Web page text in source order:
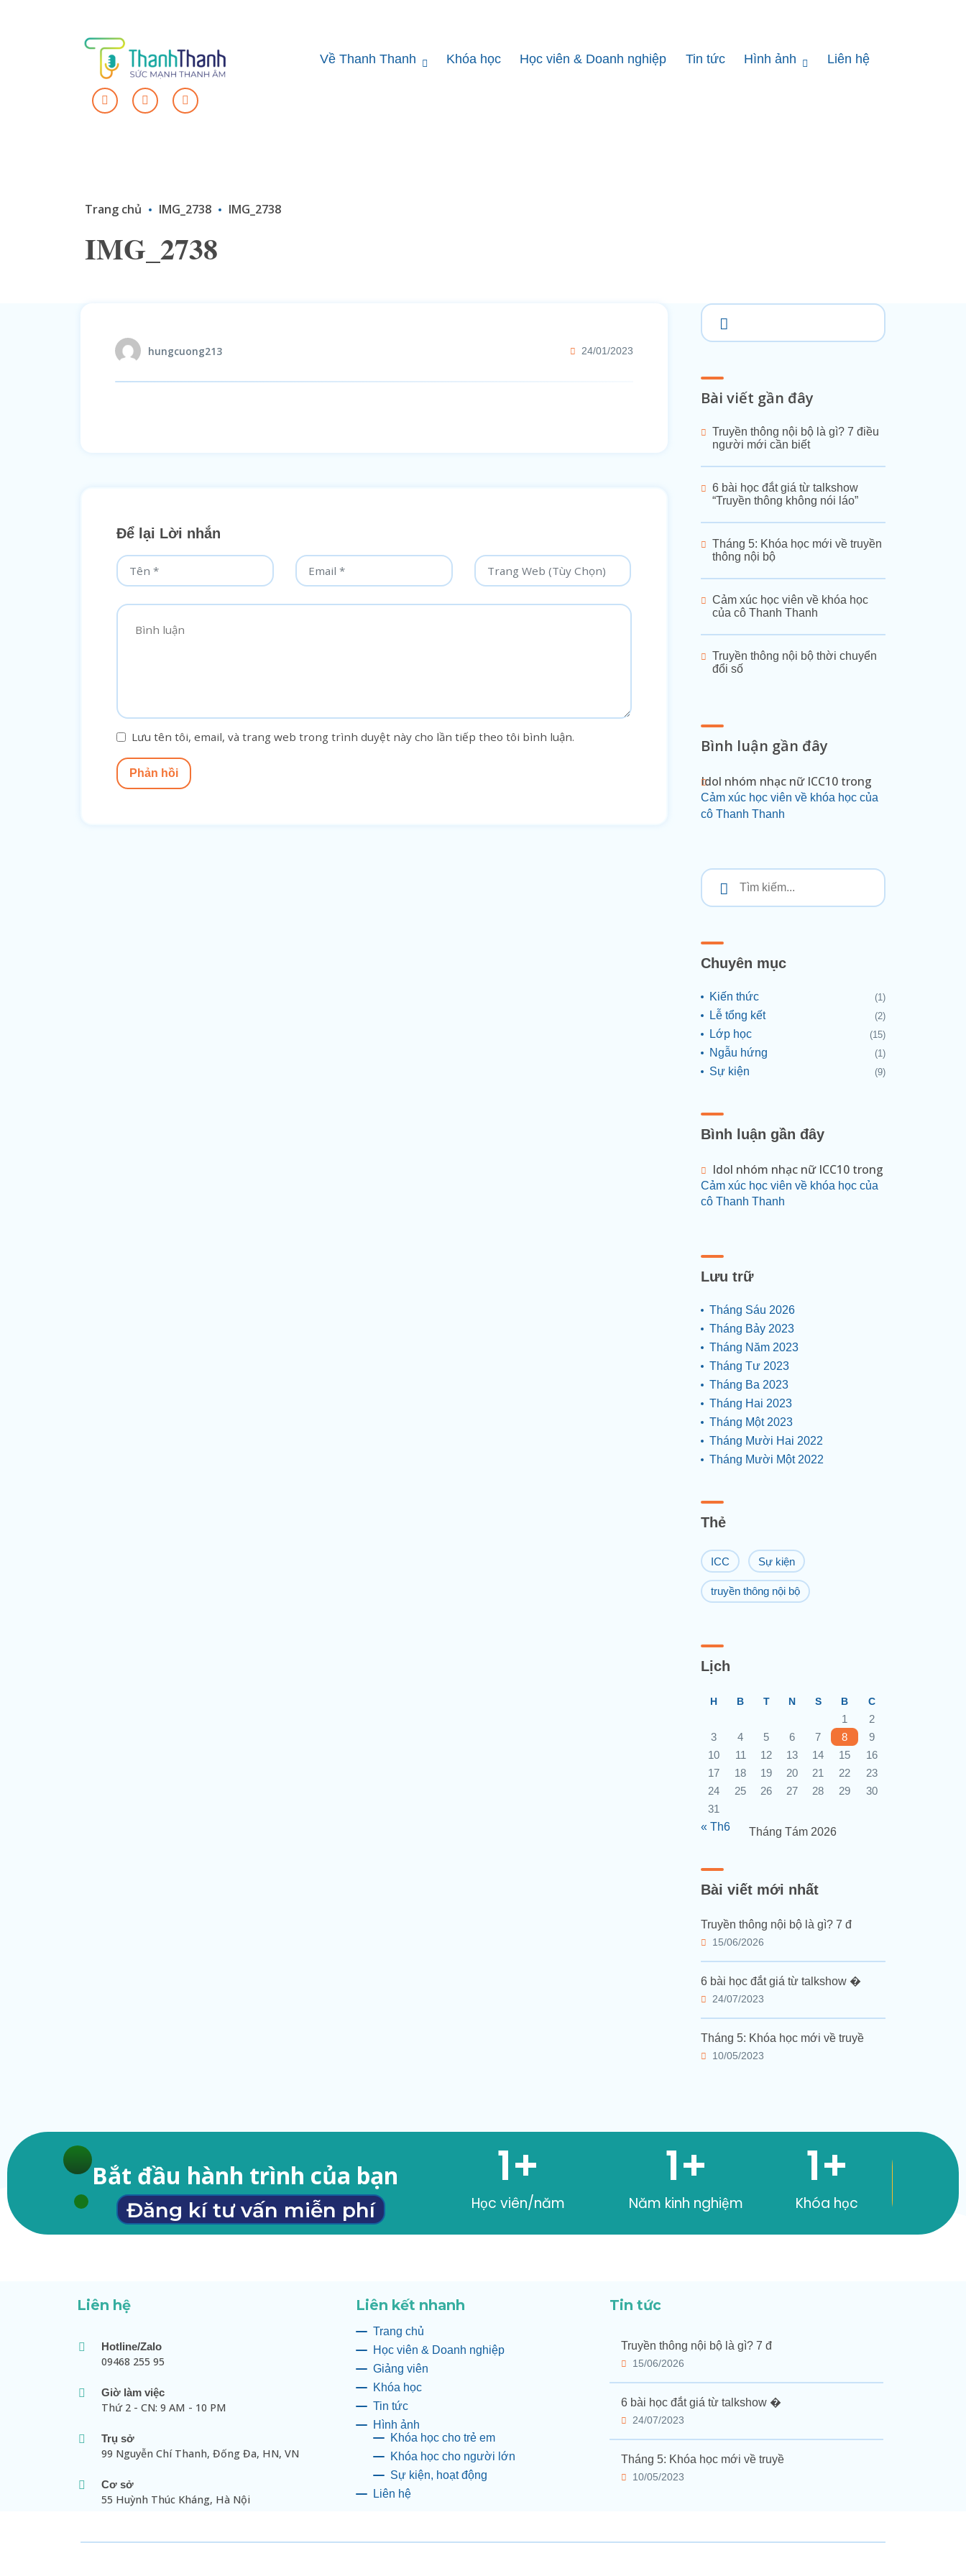
Về Thanh Thanh Khóa học Học viên & Doanh nghiệp Tin tức Hình ảnh Liên hệ
Trang chủ IMG_2738 IMG_2738
IMG_2738
hungcuong213 24/01/2023
Để lại Lời nhắn
Lưu tên tôi, email, và trang web trong trình duyệt này cho lần tiếp theo tôi bình luận.
Phản hồi
Bài viết gần đây
Truyền thông nội bộ là gì? 7 điều
người mới cần biết
6 bài học đắt giá từ talkshow
“Truyền thông không nói láo”
Tháng 5: Khóa học mới về truyền
thông nội bộ
Cảm xúc học viên về khóa học
của cô Thanh Thanh
Truyền thông nội bộ thời chuyển
đổi số
Bình luận gần đây
Idol nhóm nhạc nữ ICC10trong
Cảm xúc học viên về khóa học của
cô Thanh Thanh
Chuyên mục
Kiến thức (1)
Lễ tổng kết (2)
Lớp học (15)
Ngẫu hứng (1)
Sự kiện (9)
Bình luận gần đây
Idol nhóm nhạc nữ ICC10trong
Cảm xúc học viên về khóa học của
cô Thanh Thanh
Lưu trữ
Tháng Sáu 2026
Tháng Bảy 2023
Tháng Năm 2023
Tháng Tư 2023
Tháng Ba 2023
Tháng Hai 2023
Tháng Một 2023
Tháng Mười Hai 2022
Tháng Mười Một 2022
Thẻ
ICC Sự kiện
truyền thông nội bộ
Lịch
Tháng Tám 2026
H B T N S B C
1
2
3
4 5 6 7 8
9
10
11 12 13 14 15
16
17
18 19 20 21 22
23
24
25 26 27 28 29
30
31
« Th6
Bài viết mới nhất
Truyền thông nội bộ là gì? 7 đ
15/06/2026
6 bài học đắt giá từ talkshow �
24/07/2023
Tháng 5: Khóa học mới về truyề
10/05/2023
Bắt đầu hành trình của bạn
Đăng kí tư vấn miễn phí
1+
Học viên/năm
1+
Năm kinh nghiệm
1+
Khóa học
Liên hệ
Hotline/Zalo
09468 255 95
Giờ làm việc
Thứ 2 - CN: 9 AM - 10 PM
Trụ sở
99 Nguyễn Chí Thanh, Đống Đa, HN, VN
Cơ sở
55 Huỳnh Thúc Kháng, Hà Nội
Liên kết nhanh
Trang chủ
Học viên & Doanh nghiệp
Giảng viên
Khóa học
Tin tức
Hình ảnh
Khóa học cho trẻ em
Khóa học cho người lớn
Sự kiện, hoạt động
Liên hệ
Tin tức
Truyền thông nội bộ là gì? 7 đ
15/06/2026
6 bài học đắt giá từ talkshow �
24/07/2023
Tháng 5: Khóa học mới về truyề
10/05/2023